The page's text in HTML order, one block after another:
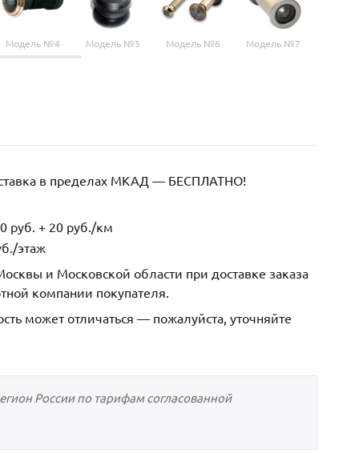
Модель №4 Модель №5 Модель №6 Модель №7
в пределах МКАД — БЕСПЛАТНО!
руб. + 20 руб./км
этаж
и Московской области при доставке заказа
компании покупателя.
может отличаться — пожалуйста, уточняйте
России по тарифам согласованной